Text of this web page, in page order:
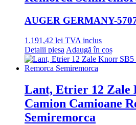
AUGER GERMANY-
1.191,42 lei TVA inclus
Detalii piesa Adaugă în coș
Lant, Etrier 12 Zale
Camion Camioane
Semiremorca